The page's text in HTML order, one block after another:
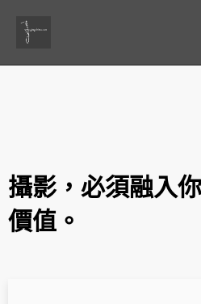
攝影，必須融入
價值。